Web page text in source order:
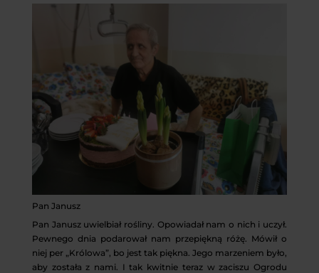
Pan Janusz
Pan Janusz uwielbiał rośliny. Opowiadał nam o nich i uczył.
Pewnego dnia podarował nam przepiękną różę. Mówił o
niej per „Królowa”, bo jest tak piękna. Jego marzeniem było,
aby została z nami. I tak kwitnie teraz w zaciszu Ogrodu